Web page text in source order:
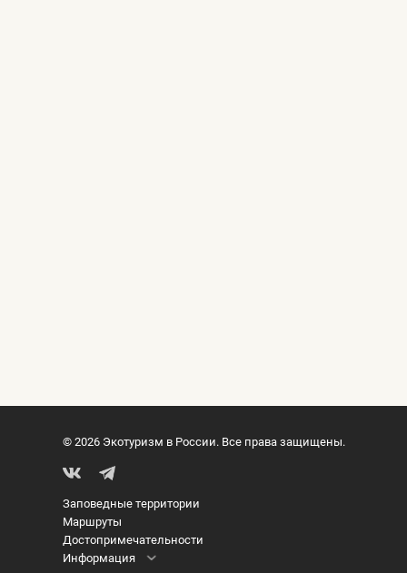
© 2026 Экотуризм в России. Все права защищены.
Заповедные территории
Маршруты
Достопримечательности
Информация